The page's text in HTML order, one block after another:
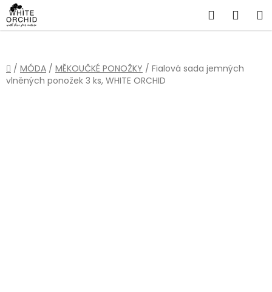
Přejít
na
obsah
Hledat
Domů
/ MÓDA / MĚKOUČKÉ PONOŽKY / Fialová sada jemných
vlněných ponožek 3 ks, WHITE ORCHID